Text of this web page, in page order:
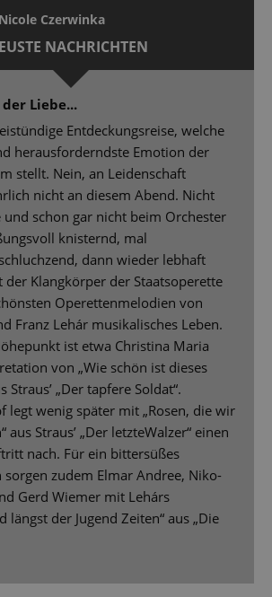
Czerwinka
NACHRICHTEN
Liebe...
Entdeckungsreise, welche
herausforderndste Emotion der
stellt. Nein, an Leidenschaft
nicht an diesem Abend. Nicht
und schon gar nicht beim Orchester
knisternd, mal
dann wieder lebhaft
der Klangkörper der Staatsoperette
Operettenmelodien von
Franz Lehár musikalisches Leben.
ist etwa Christina Maria
von „Wie schön ist dieses
Straus’ „Der tapfere Soldat“.
legt wenig später mit „Rosen, die wir
aus Straus’ „Der letzteWalzer“ einen
nach. Für ein bittersüßes
zudem Elmar Andree, Niko-
Gerd Wiemer mit Lehárs
längst der Jugend Zeiten“ aus „Die